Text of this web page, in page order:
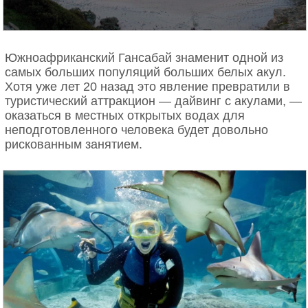
легенды.
Иллоккортоормиут: прибрежная жизнь
Пролив Дрейка
Пролив Дрейка представляет из себя очень
опасный судоходный участок с сильными ветрами
и айсбергами между Антарктидой и мысом Горн в
Южной Америке. Однако главные причины, по
Год создания картины: 1821
Дом, изображённый на картине, находится на реке
Стаур между Суффолком и Эссексом, на востоке
Англии.
Кто-то считает это творением «космических
странников», а кто-то требует не обижать наших
предков, ибо им тоже было отлично знакомо
чувство прекрасного. И художественными
навыками они обладали отменными.
Южноафриканский Гансабай знаменит одной из
самых больших популяций больших белых акул.
Хотя уже лет 20 назад это явление превратили в
туристический аттракцион — дайвинг с акулами, —
оказаться в местных открытых водах для
неподготовленного человека будет довольно
рискованным занятием.